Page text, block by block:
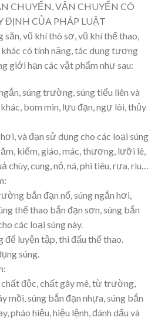
CHUYỂN, VẬN CHUYỂN CÓ
ĐỊNH CỦA PHÁP LUẬT
săn, vũ khí thô sơ, vũ khí thể thao,
có tính năng, tác dụng tương
giới hạn các vật phẩm như sau:
súng trường, súng tiểu liên và
bom mìn, lựu đạn, ngự lôi, thủy
và đạn sử dụng cho các loại súng
kiếm, giáo, mác, thương, lưỡi lê,
chùy, cung, nỏ, ná, phi tiêu, rựa, rìu…
bắn đạn nổ, súng ngắn hơi,
thể thao bắn đạn sơn, súng bắn
các loại súng này.
luyện tập, thi đấu thể thao.
súng.
độc, chất gây mê, từ trường,
mồi, súng bắn đạn nhựa, súng bắn
pháo hiệu, hiệu lệnh, đánh dấu và